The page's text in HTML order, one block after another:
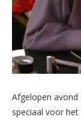
Afgelopen avond
speciaal voor het